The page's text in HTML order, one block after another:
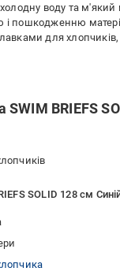
холодну воду та
і пошкодженню
для
BRIEFS
SOLID 128 см